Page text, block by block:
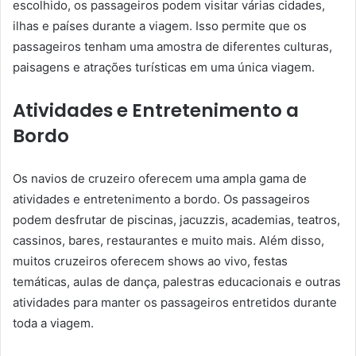
escolhido, os passageiros podem visitar várias cidades,
ilhas e países durante a viagem. Isso permite que os
passageiros tenham uma amostra de diferentes culturas,
paisagens e atrações turísticas em uma única viagem.
Atividades e Entretenimento a
Bordo
Os navios de cruzeiro oferecem uma ampla gama de
atividades e entretenimento a bordo. Os passageiros
podem desfrutar de piscinas, jacuzzis, academias, teatros,
cassinos, bares, restaurantes e muito mais. Além disso,
muitos cruzeiros oferecem shows ao vivo, festas
temáticas, aulas de dança, palestras educacionais e outras
atividades para manter os passageiros entretidos durante
toda a viagem.